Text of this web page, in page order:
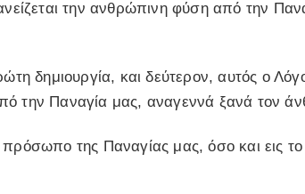
την ανθρώπινη φύση από την
δημιουργία, και δεύτερον, αυτός ο
την Παναγία μας, αναγεννά ξανά τον
της Παναγίας μας, όσο και εις το